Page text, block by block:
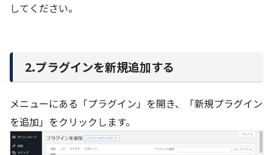
してください。
2.プラグインを新規追加する
メニューにある「プラグイン」を開き、「新規プラグイン
を追加」をクリックします。